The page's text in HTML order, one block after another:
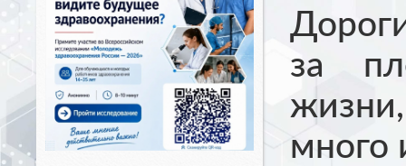
за
много